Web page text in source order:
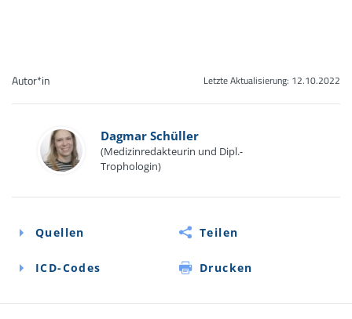
Letzte Aktualisierung: 12.10.2022
Autor*in
Dagmar Schüller
(Medizinredakteurin und Dipl.-
Trophologin)
Quellen Teilen
ICD-Codes Drucken